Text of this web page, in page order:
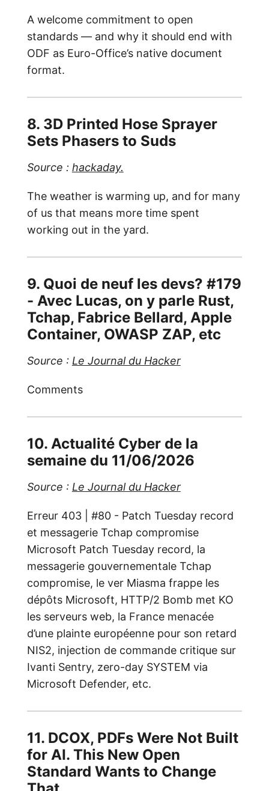
A welcome commitment to open
standards — and why it should end with
ODF as Euro-Office’s native document
format.
8. 3D Printed Hose Sprayer
Sets Phasers to Suds
Source : hackaday.
The weather is warming up, and for many
of us that means more time spent
working out in the yard.
9. Quoi de neuf les devs? #179
- Avec Lucas, on y parle Rust,
Tchap, Fabrice Bellard, Apple
Container, OWASP ZAP, etc
Source : Le Journal du Hacker
Comments
10. Actualité Cyber de la
semaine du 11/06/2026
Source : Le Journal du Hacker
Erreur 403 | #80 - Patch Tuesday record
et messagerie Tchap compromise
Microsoft Patch Tuesday record, la
messagerie gouvernementale Tchap
compromise, le ver Miasma frappe les
dépôts Microsoft, HTTP/2 Bomb met KO
les serveurs web, la France menacée
d’une plainte européenne pour son retard
NIS2, injection de commande critique sur
Ivanti Sentry, zero-day SYSTEM via
Microsoft Defender, etc.
11. DCOX, PDFs Were Not Built
for AI. This New Open
Standard Wants to Change